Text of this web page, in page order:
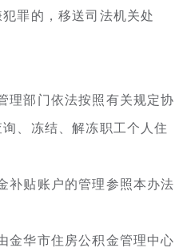
罪的，移送司法机关处
理部门依法按照有关规定协
、冻结、解冻职工个人住
补贴账户的管理参照本办法
金华市住房公积金管理中心